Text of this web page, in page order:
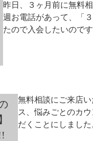
昨日、３ヶ月前に無料
週お電話があって、「
たので入会したいので
無料相談にご来店
ス、悩みごとのカ
だくことにしまし